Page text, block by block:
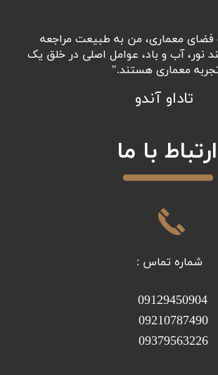
شماره تماس :
09129450904
09210787490
09379563226
فضای معماری، من به طبیعت مراجعه
نور، آب و باد، عوامل اصلی در خلق یک
معماری هستند."
تاداو آندو​​​​​​
ارتباط با ما